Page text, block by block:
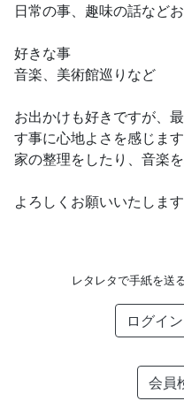
日常の事、趣味の話など
好きな事
音楽、美術館巡りなど
お出かけも好きですが、
す事に心地よさを感じます
家の整理をしたり、音楽
よろしくお願いいたします
レタレタで手紙を送
ログイン
会員